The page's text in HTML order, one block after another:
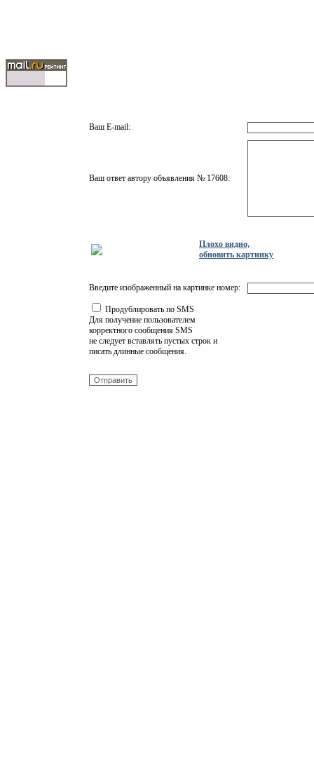
Ваш E-mail:
Ваш ответ автору объявления № 17608:
Плохо видно,
обновить картинку
Введите изображенный на картинке номер:
Продублировать по SMS
Для получение пользователем
корректного сообщения SMS
не следует вставлять пустых строк и
писать длинные сообщения.